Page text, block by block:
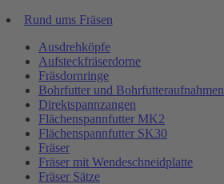
Rund ums Fräsen
Ausdrehköpfe
Aufsteckfräserdorne
Fräsdornringe
Bohrfutter und Bohrfutteraufnahmen
Direktspannzangen
Flächenspannfutter MK2
Flächenspannfutter SK30
Fräser
Fräser mit Wendeschneidplatte
Fräser Sätze